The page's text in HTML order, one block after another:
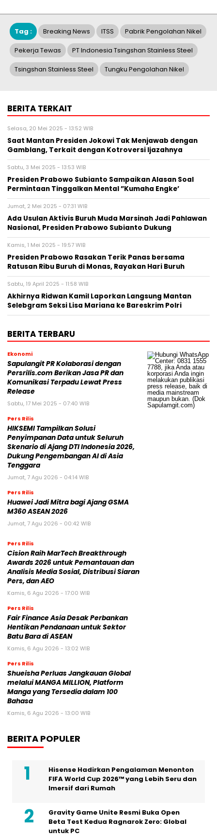
Tag : Breaking News ITSS Pabrik Pengolahan Nikel
Pekerja Tewas PT Indonesia Tsingshan Stainless Steel
Tsingshan Stainless Steel Tungku Pengolahan Nikel
BERITA TERKAIT
Selasa, 20 Mei 2025 - 13:52 WIB
Saat Mantan Presiden Jokowi Tak Menjawab dengan
Gamblang, Terkait dengan Kotroversi Ijazahnya
Sabtu, 3 Mei 2025 - 13:53 WIB
Presiden Prabowo Subianto Sampaikan Alasan Soal
Permintaan Tinggalkan Mental ”Kumaha Engke’
Jumat, 2 Mei 2025 - 07:31 WIB
Ada Usulan Aktivis Buruh Muda Marsinah Jadi Pahlawan
Nasional, Presiden Prabowo Subianto Dukung
Kamis, 1 Mei 2025 - 19:57 WIB
Presiden Prabowo Rasakan Terik Panas bersama
Ratusan Ribu Buruh di Monas, Rayakan Hari Buruh
Sabtu, 19 April 2025 - 11:58 WIB
Akhirnya Ridwan Kamil Laporkan Langsung Mantan
Selebgram Seksi Lisa Mariana ke Bareskrim Polri
BERITA TERBARU
Ekonomi
Sapulangit PR Kolaborasi dengan
Persrilis.com Berikan Jasa PR dan
Komunikasi Terpadu Lewat Press
Release
Sabtu, 17 Mei 2025 - 07:40 WIB
Pers Rilis
HIKSEMI Tampilkan Solusi
Penyimpanan Data untuk Seluruh
Skenario di Ajang DTI Indonesia 2026,
Dukung Pengembangan AI di Asia
Tenggara
Jumat, 7 Agu 2026 - 04:14 WIB
Pers Rilis
Huawei Jadi Mitra bagi Ajang GSMA
M360 ASEAN 2026
Jumat, 7 Agu 2026 - 00:42 WIB
Pers Rilis
Cision Raih MarTech Breakthrough
Awards 2026 untuk Pemantauan dan
Analisis Media Sosial, Distribusi Siaran
Pers, dan AEO
Kamis, 6 Agu 2026 - 17:00 WIB
Pers Rilis
Fair Finance Asia Desak Perbankan
Hentikan Pendanaan untuk Sektor
Batu Bara di ASEAN
Kamis, 6 Agu 2026 - 13:02 WIB
Pers Rilis
Shueisha Perluas Jangkauan Global
melalui MANGA MILLION, Platform
Manga yang Tersedia dalam 100
Bahasa
Kamis, 6 Agu 2026 - 13:00 WIB
BERITA POPULER
Hisense Hadirkan Pengalaman Menonton
FIFA World Cup 2026™ yang Lebih Seru dan
Imersif dari Rumah
Gravity Game Unite Resmi Buka Open
Beta Test Kedua Ragnarok Zero: Global
untuk PC